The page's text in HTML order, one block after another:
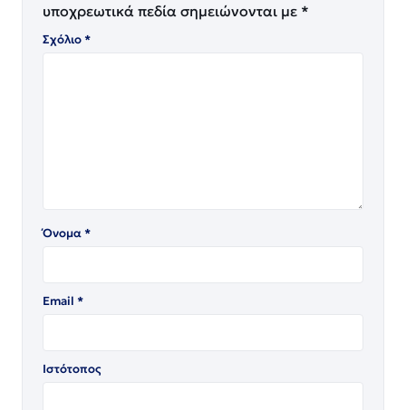
υποχρεωτικά πεδία σημειώνονται με *
Σχόλιο*
Όνομα*
Email *
Ιστότοπος